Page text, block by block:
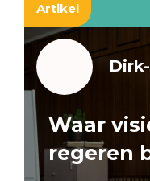
Artikel
Waar
regeren